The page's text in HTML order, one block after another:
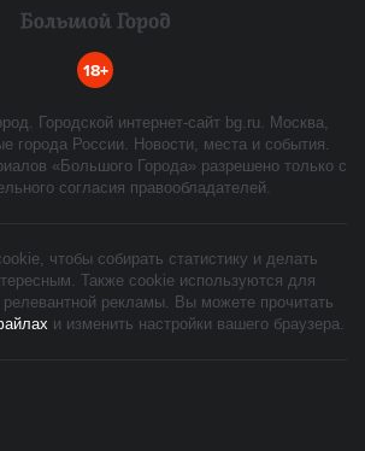
18+
Городской интернет-сайт bg.ru. Москва,
города России. Новости, места и события.
«Большого Города» разрешено только с
согласия правообладателей.
чтобы собирать статистику и делать
Также cookie используются для
рекламы. Вы можете прочитать
и изменить настройки вашего браузера.